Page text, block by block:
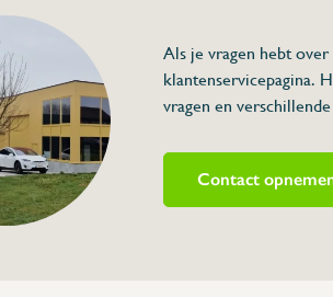
Waterbestendige digitale
thermometer
€23,87
Specificaties
Artikelcode:
Als je vragen hebt
klantenservicepagina.
vragen en
Contact